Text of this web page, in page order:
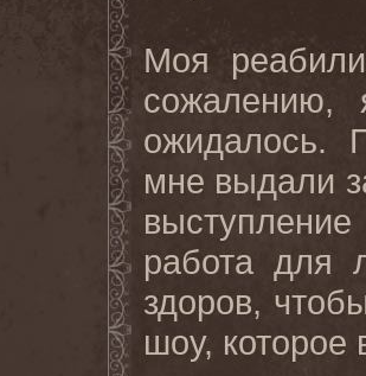
Моя
сожалению,
ожидалось.
мне выдали
работа для
здоров,
шоу, которое